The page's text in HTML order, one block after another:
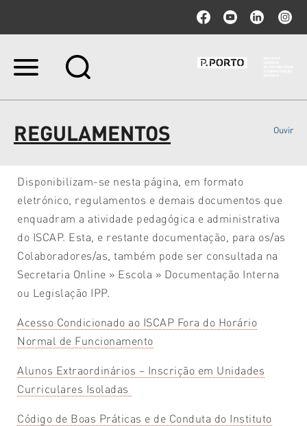
Ir
Ir
para
REGULAMENTOS Ouvir
Disponibilizam-se nesta página, em formato
eletrónico, regulamentos e demais documentos que
enquadram a atividade pedagógica e administrativa
do ISCAP. Esta, e restante documentação, para os/as
Colaboradores/as, também pode ser consultada na
Secretaria Online » Escola » Documentação Interna
ou Legislação IPP.
Acesso Condicionado ao ISCAP Fora do Horário
Normal de Funcionamento
Alunos Extraordinários – Inscrição em Unidades
Curriculares Isoladas
Código de Boas Práticas e de Conduta do Instituto